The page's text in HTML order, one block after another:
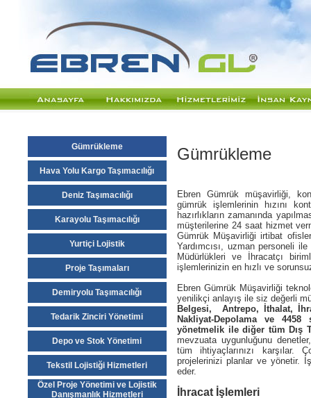
Gümrükleme
Hava Yolu Kargo Taşımacılığı
Deniz Taşımacılığı
Karayolu Taşımacılığı
Yurtiçi Lojistik
Proje Taşımaları
Demiryolu Taşımacılığı
Tedarik Zinciri Yönetimi
Depo ve Stok Yönetimi
Tekstil Lojistiği Hizmetleri
Özel Proje Yönetimi ve Lojistik
Danışmanlık Hizmetleri
Gümrükleme
Ebren Gümrük müşavirliği,
gümrük işlemlerinin hızını
hazırlıkların zamanında
müşterilerine 24 saat hizmet
Gümrük Müşavirliği irtibat
Yardımcısı, uzman personeli
Müdürlükleri ve İhracatçı
işlemlerinizin en hızlı ve
Ebren Gümrük Müşavirliği
yenilikçi anlayış ile siz değerli
Belgesi, Antrepo, İthalat,
Nakliyat-Depolama ve
yönetmelik ile diğer tüm Dış
mevzuata uygunluğunu
tüm ihtiyaçlarınızı karşılar.
projelerinizi planlar ve yönetir.
eder.
İhracat İşlemleri